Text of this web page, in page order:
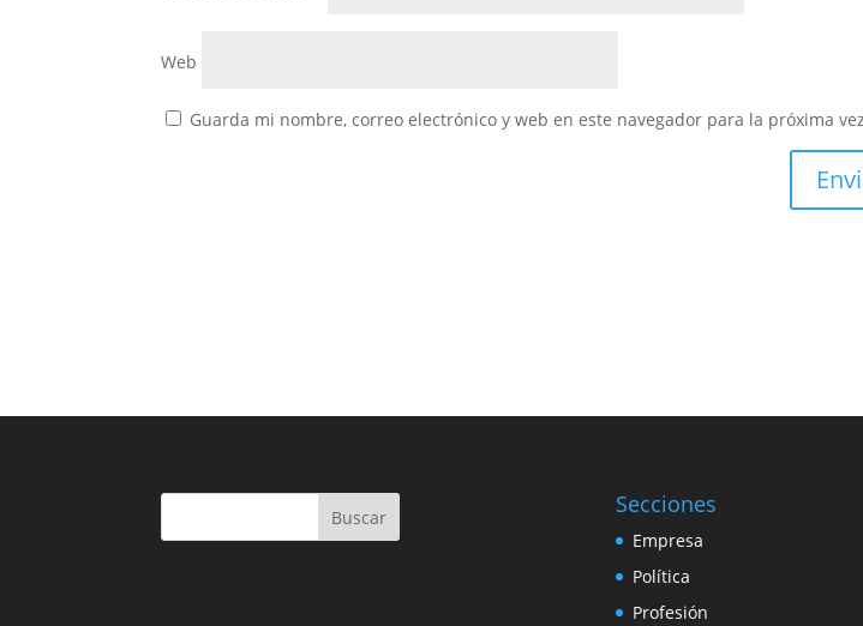
Web
Guarda mi nombre, correo electrónico y web en este navegador para la próxima
Buscar Secciones
Empresa
Política
Profesión